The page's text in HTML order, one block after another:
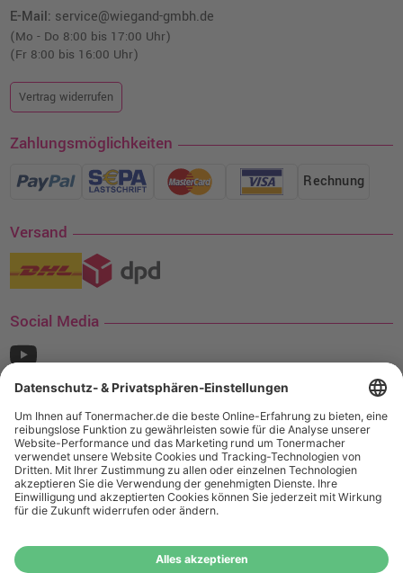
E-Mail: service@wiegand-gmbh.de
(Mo - Do 8:00 bis 17:00 Uhr)
(Fr 8:00 bis 16:00 Uhr)
Vertrag widerrufen
Zahlungsmöglichkeiten
Rechnung
Versand
Social Media
¹ Nur gültig für den Versand innerhalb Deutschlands. Befindet sich ein Warenwert
von mindestens 35€ (inkl. Mwst.) an Ampertec Artikeln in Ihrem Warenkorb, ist der
Versand für Sie kostenfrei.